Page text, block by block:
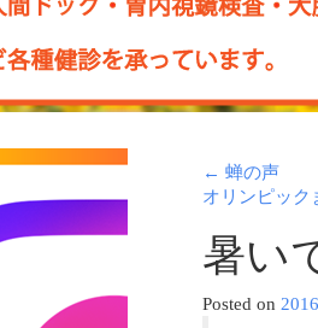
← 蝉の声
オリンピッ
暑い
Posted on